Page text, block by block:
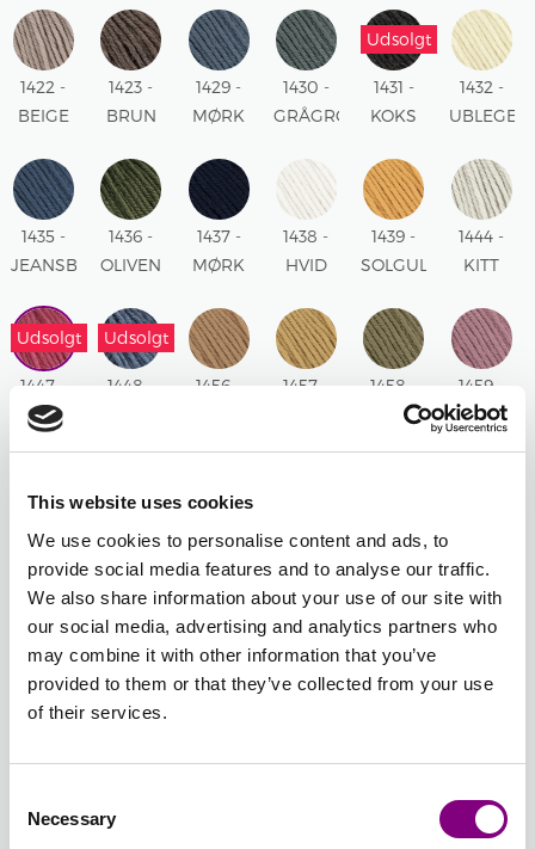
This website uses cookies
We use cookies to personalise content and ads, to
provide social media features and to analyse our traffic.
We also share information about your use of our site with
our social media, advertising and analytics partners who
may combine it with other information that you’ve
provided to them or that they’ve collected from your use
of their services.
Selection
Necessary
1422 -
BEIGE
1423 -
BRUN
1429 -
MØRK
1430 -
GRÅGRØN
Udsolgt
1431 -
KOKS
1432 -
UBLEGET
1435 -
JEANSBLÅ
1436 -
OLIVEN
1437 -
MØRK
1438 -
HVID
1439 -
SOLGUL
1444 -
KITT
Udsolgt
1447 -
HINDBÆR
Udsolgt
1448 -
1456 -
1457 -
1458 -
OLIVENGRØN
1459 -
GAMMEL
1460 -
LYS
AQUA
1461 -
PUDDER
BLÅ
1462 -
PUDDER
ROSE
1463 -
LYS
GUL
1464 -
FUCHSIA
TURKIS
1466 -
LAVENDEL
1447 - HINDBÆR
Batchnummer:
Udsolgt